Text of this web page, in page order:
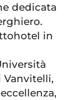
dedicata
in